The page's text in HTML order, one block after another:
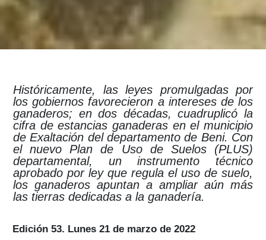
Históricamente, las leyes promulgadas por
los gobiernos favorecieron a intereses de los
ganaderos; en dos décadas, cuadruplicó la
cifra de estancias ganaderas en el municipio
de Exaltación del departamento de Beni. Con
el nuevo Plan de Uso de Suelos (PLUS)
departamental, un instrumento técnico
aprobado por ley que regula el uso de suelo,
los ganaderos apuntan a ampliar aún más
las tierras dedicadas a la ganadería.
Edición 53. Lunes 21 de marzo de 2022